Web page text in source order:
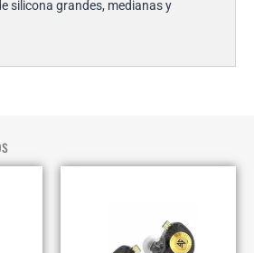
silicona grandes, medianas y